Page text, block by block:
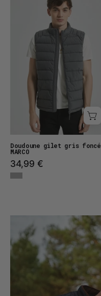
gilet
MARCO
Doudoune gilet gris foncé
MARCO
34,99 €